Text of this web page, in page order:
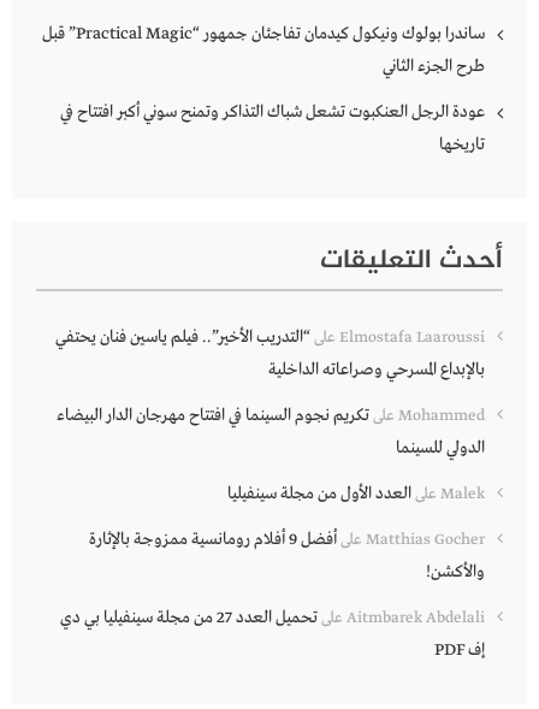
ساندرا بولوك ونيكول كيدمان تفاجئان جمهور “Practical Magic” قبل
طرح الجزء الثاني
عودة الرجل العنكبوت تشعل شباك التذاكر وتمنح سوني أكبر افتتاح في
تاريخها
أحدث التعليقات
Elmostafa Laaroussi على“التدريب الأخير”.. فيلم ياسين فنان يحتفي
بالإبداع المسرحي وصراعاته الداخلية
Mohammed علىتكريم نجوم السينما في افتتاح مهرجان الدار البيضاء
الدولي للسينما
Malek علىالعدد الأول من مجلة سينفيليا
Matthias Gocher على
أفضل 9 أفلام رومانسية ممزوجة بالإثارة
والأكشن!
Aitmbarek Abdelali على
تحميل العدد 27 من مجلة سينفيليا بي دي
إف PDF